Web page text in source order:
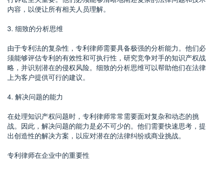
内容，以便让所有相关人员理解。
3. 细致的分析思维
由于专利法的复杂性，专利律师需要具备极强的分析能力。他们必
须能够评估专利的有效性和可执行性，研究竞争对手的知识产权战
略，并识别潜在的侵权风险。细致的分析思维可以帮助他们在法律
上为客户提供可行的建议。
4. 解决问题的能力
在处理知识产权问题时，专利律师常常需要面对复杂和动态的挑
战。因此，解决问题的能力是必不可少的。他们需要快速思考，提
出创造性的解决方案，以应对潜在的法律纠纷或商业挑战。
专利律师在企业中的重要性